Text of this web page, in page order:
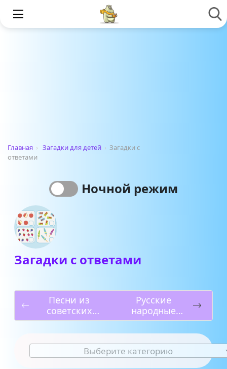
Главная › Загадки для детей › Загадки с
ответами
Ночной режим
Загадки с ответами
Песни из
советских
мультфильмов
Русские
народные
загадки
Выберите категорию